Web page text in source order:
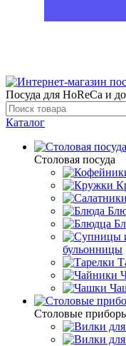
Посуда для HoReCa и
Каталог
Столовая посуда
бульонницы
Cтоловые